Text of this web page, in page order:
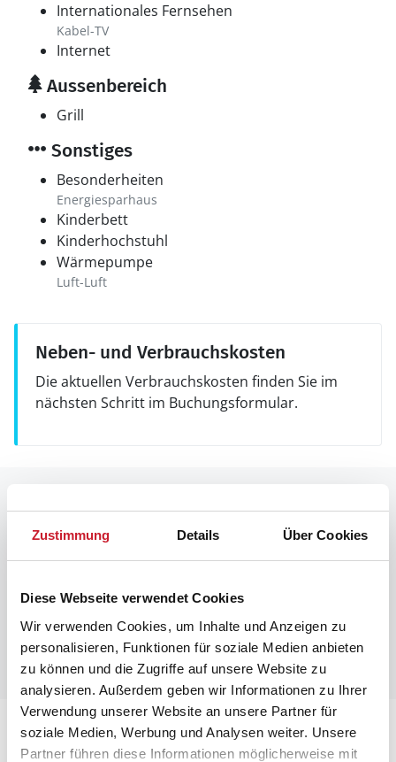
Zustimmung Details Über Cookies
Diese Webseite verwendet Cookies
Wir verwenden Cookies, um Inhalte und Anzeigen zu
personalisieren, Funktionen für soziale Medien anbieten
zu können und die Zugriffe auf unsere Website zu
analysieren. Außerdem geben wir Informationen zu Ihrer
Verwendung unserer Website an unsere Partner für
soziale Medien, Werbung und Analysen weiter. Unsere
Partner führen diese Informationen möglicherweise mit
Internationales Fernsehen
Kabel-TV
Internet
Aussenbereich
Grill
Sonstiges
Besonderheiten
Energiesparhaus
Kinderbett
Kinderhochstuhl
Wärmepumpe
Luft-Luft
Neben- und Verbrauchskosten
Die aktuellen Verbrauchskosten finden Sie im
nächsten Schritt im Buchungsformular.
Lageplan